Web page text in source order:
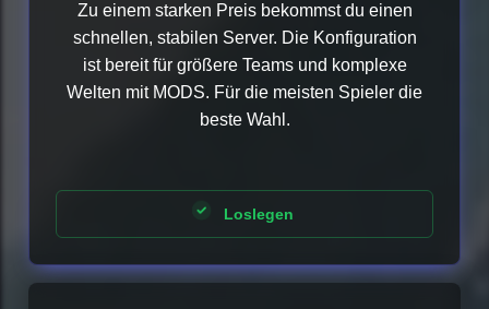
Zu einem starken Preis bekommst du einen
schnellen, stabilen Server. Die Konfiguration
ist bereit für größere Teams und komplexe
Welten mit MODS. Für die meisten Spieler die
beste Wahl.
Loslegen